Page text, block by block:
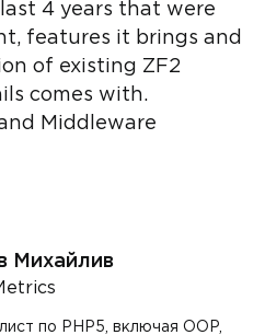
4 years that were
features it brings and
of existing ZF2
comes with.
Middleware
Михайлив
по PHP5, включая OOP,